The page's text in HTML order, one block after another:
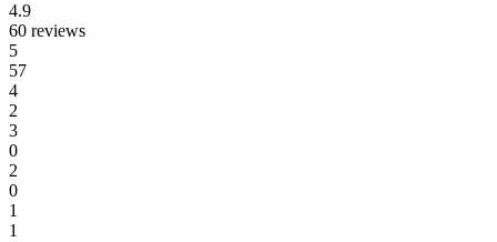
4.9
60 reviews
5
57
4
2
3
0
2
0
1
1